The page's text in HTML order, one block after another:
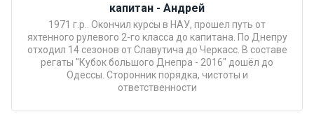
капитан - Андрей
1971 г.р.. Окончил курсы в НАУ, прошел путь от
яхтенного рулевого 2-го класса до капитана. По Днепру
отходил 14 сезонов от Славутича до Черкасс. В составе
регаты "Кубок большого Днепра - 2016" дошёл до
Одессы. Сторонник порядка, чистоты и
ответственности
Развле
чения
Речные
и